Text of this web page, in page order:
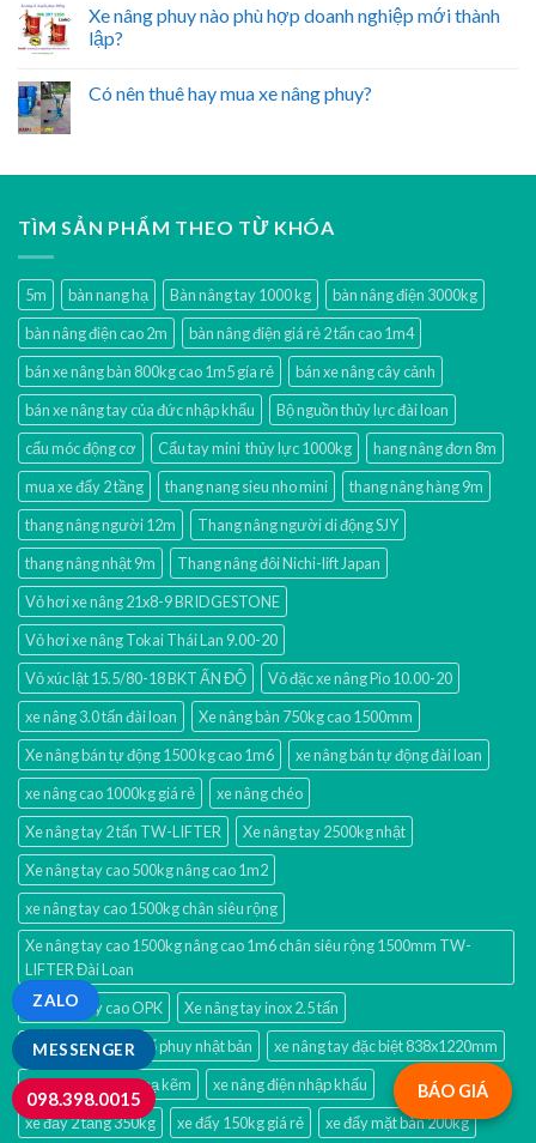
MESSENGER
ZALO
098.398.0015
Xe nâng phuy nào phù hợp doanh nghiệp mới thành
lập?
Có nên thuê hay mua xe nâng phuy?
TÌM SẢN PHẨM THEO TỪ KHÓA
5m bàn nang hạ Bàn nâng tay 1000 kg
bàn nâng điện 3000kg
bàn nâng điện cao 2m
bàn nâng điện giá rẻ 2 tấn cao 1m4
bán xe nâng bàn 800kg cao 1m5 gía rẻ
bán xe nâng cây cảnh
bán xe nâng tay của đức nhập khẩu
Bộ nguồn thủy lực đài loan
cẩu móc động cơ
Cẩu tay mini thủy lực 1000kg
hang nâng đơn 8m
mua xe đẩy 2 tầng
thang nang sieu nho mini
thang nâng hàng 9m
thang nâng người 12m
Thang nâng người di động SJY
thang nâng nhật 9m
Thang nâng đôi Nichi-lift Japan
Vỏ hơi xe nâng 21x8-9 BRIDGESTONE
Vỏ hơi xe nâng Tokai Thái Lan 9.00-20
Vỏ xúc lật 15.5/80-18 BKT ẤN ĐỘ
Vỏ đặc xe nâng Pio 10.00-20
xe nâng 3.0 tấn đài loan
Xe nâng bàn 750kg cao 1500mm
Xe nâng bán tự động 1500 kg cao 1m6
xe nâng bán tự động đài loan
xe nâng cao 1000kg giá rẻ
xe nâng chéo
Xe nâng tay 2 tấn TW-LIFTER
Xe nâng tay 2500kg nhật
Xe nâng tay cao 500kg nâng cao 1m2
xe nâng tay cao 1500kg chân siêu rộng
Xe nâng tay cao 1500kg nâng cao 1m6 chân siêu rộng 1500mm TW-
LIFTER Đài Loan
Xe nâng tay cao OPK
Xe nâng tay inox 2.5 tấn
xe nâng tay quay đổ phuy nhật bản
xe nâng tay đặc biệt 838x1220mm
xe nâng thủy sản mạ kẽm
xe nâng điện nhập khấu
xe đẩy 2 tầng 350kg
xe đẩy 150kg giá rẻ xe đẩy mặt bàn 200kg
BÁO GIÁ